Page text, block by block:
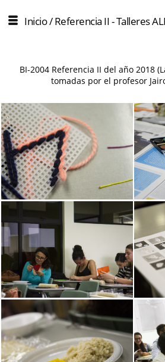
Inicio/Referencia II - Talleres
BI-2004 Referencia II del año 2018
tomadas por el profesor